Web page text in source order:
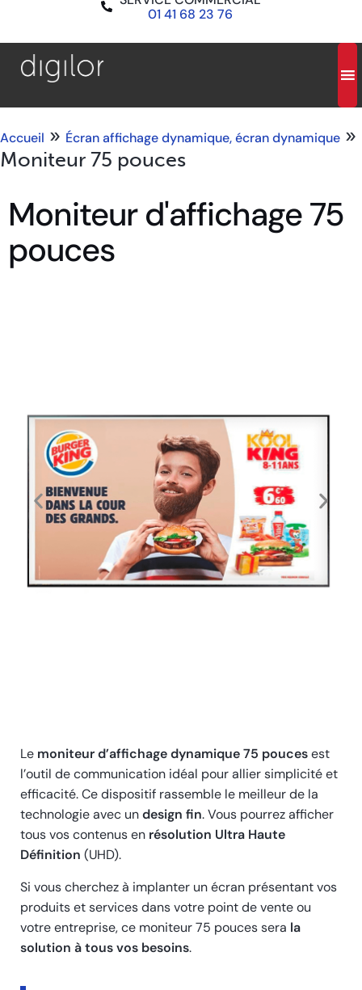
01 41 68 23 76
Accueil » Écran affichage dynamique, écran dynamique »
Moniteur 75 pouces
Moniteur d'affichage 75
pouces
Le moniteur d’affichage dynamique 75 poucesest
l’outil de communication idéal pour allier simplicité et
efficacité. Ce dispositif rassemble le meilleur de la
technologie avec undesign fin.Vous pourrez afficher
tous vos contenus en résolution Ultra Haute
Définition (UHD).
Si vous cherchez à implanter un écran présentant vos
produits et servicesdans votre point de vente ou
votre entreprise, ce moniteur 75 pouces sera la
solution à tous vos besoins.